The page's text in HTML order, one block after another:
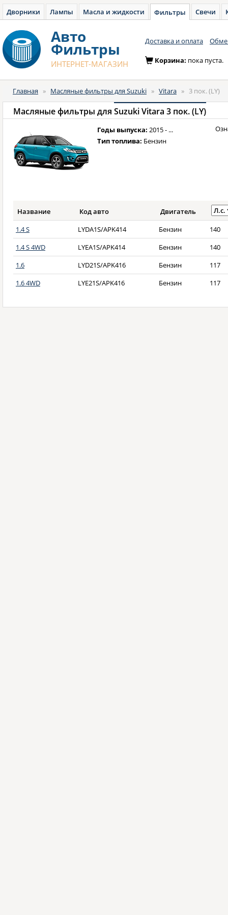
Дворники Лампы Масла и жидкости Фильтры Свечи
Авто
Фильтры
ИНТЕРНЕТ-МАГАЗИН
Доставка и оплата
Корзина: пока пуста.
Главная » Масляные фильтры для Suzuki » Vitara » 3 пок. (LY)
Масляные фильтры для Suzuki Vitara 3 пок. (LY)
Годы выпуска: 2015 - ...
Тип топлива: Бензин
Название Код авто
Двигатель
1.4 S
LYDA1S/APK414 Бензин
140
1.4 S 4WD
LYEA1S/APK414 Бензин
140
1.6
LYD21S/APK416 Бензин
117
1.6 4WD
LYE21S/APK416 Бензин 117